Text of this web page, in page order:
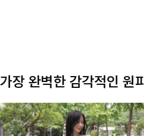
가장 완벽한 감각적인 원